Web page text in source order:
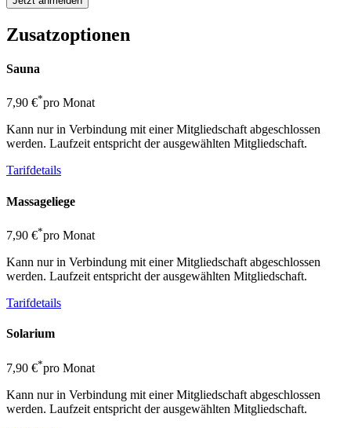
Zusatzoptionen
Sauna
7,90 €*pro Monat
Kann nur in Verbindung mit einer Mitgliedschaft abgeschlossen
werden. Laufzeit entspricht der ausgewählten Mitgliedschaft.
Tarifdetails
Massageliege
7,90 €*pro Monat
Kann nur in Verbindung mit einer Mitgliedschaft abgeschlossen
werden. Laufzeit entspricht der ausgewählten Mitgliedschaft.
Tarifdetails
Solarium
7,90 €*pro Monat
Kann nur in Verbindung mit einer Mitgliedschaft abgeschlossen
werden. Laufzeit entspricht der ausgewählten Mitgliedschaft.